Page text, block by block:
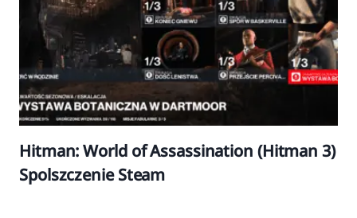
Hitman: World of Assassination (Hitman 3)
Spolszczenie Steam